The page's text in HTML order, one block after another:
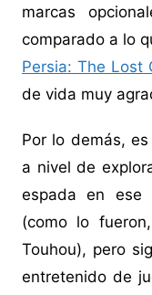
marcas
comparado a lo
Persia: The Lost
de vida muy
Por lo demás,
a nivel de
espada en ese
(como lo
Touhou), pero
entretenido de